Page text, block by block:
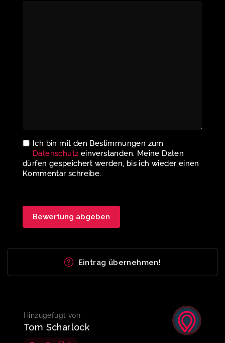
Ich bin mit den Bestimmungen zum
Datenschutz einverstanden. Meine Daten
dürfen gespeichert werden, bis ich wieder einen
Kommentar schreibe.
Eintrag übernehmen!
Hinzugefügt von
Tom Scharlock